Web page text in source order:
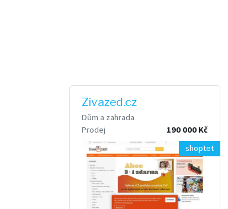
Zivazed.cz
Dům a zahrada
Prodej
190 000 Kč
shoptet